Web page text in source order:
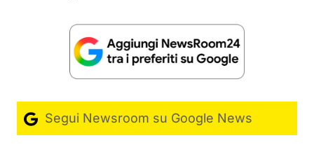
Segui Newsroom su Google News